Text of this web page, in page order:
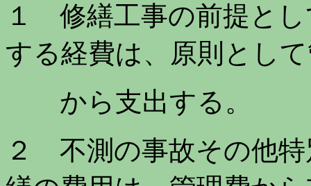
１ 修繕工事の前提とし
する経費は、原則とし
から支出する。
２ 不測の事故その他